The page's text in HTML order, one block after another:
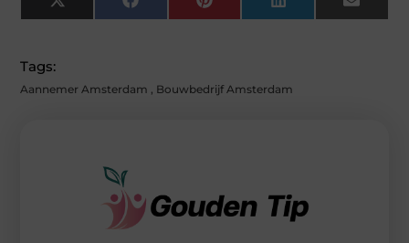
X
(
E
F
A
K
P
I
E
S
L
I
N
E
M
Tags:
Aannemer Amsterdam , Bouwbedrijf Amsterdam